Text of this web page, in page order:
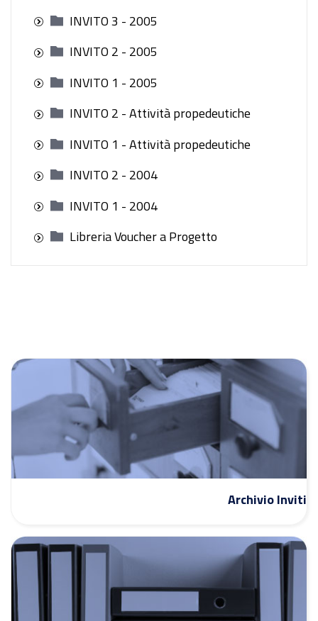
INVITO 3 - 2005
INVITO 2 - 2005
INVITO 1 - 2005
INVITO 2 - Attività propedeutiche
INVITO 1 - Attività propedeutiche
INVITO 2 - 2004
INVITO 1 - 2004
Libreria Voucher a Progetto
Archivio Inviti